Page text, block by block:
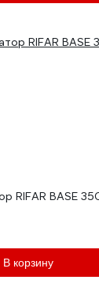
RIFAR BASE
В корзину